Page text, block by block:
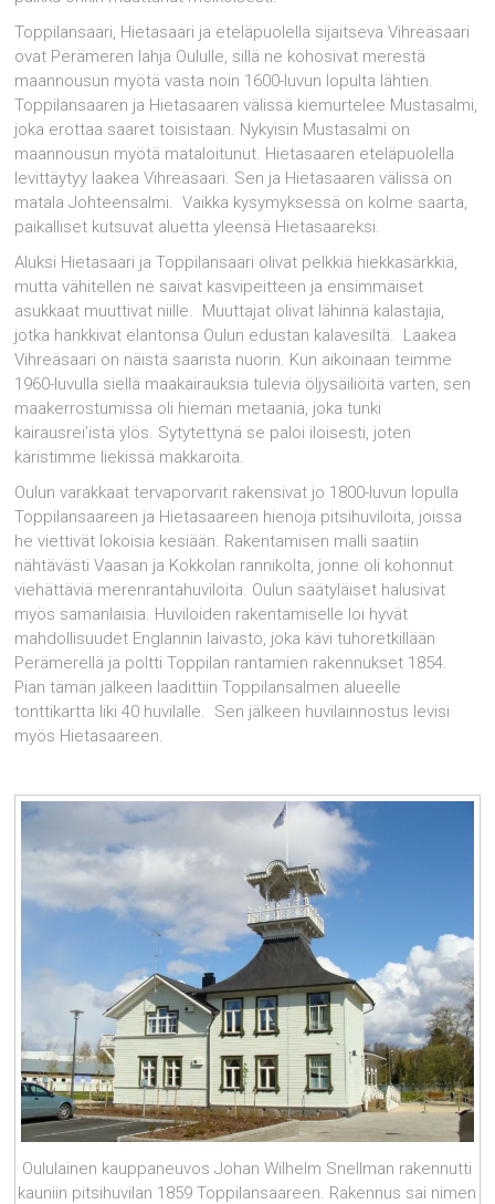
Toppilansaari, Hietasaari ja eteläpuolella sijaitseva Vihreäsaari
ovat Perämeren lahja Oululle, sillä ne kohosivat merestä
maannousun myötä vasta noin 1600-luvun lopulta lähtien.
Toppilansaaren ja Hietasaaren välissä kiemurtelee Mustasalmi,
joka erottaa saaret toisistaan. Nykyisin Mustasalmi on
maannousun myötä mataloitunut. Hietasaaren eteläpuolella
levittäytyy laakea Vihreäsaari. Sen ja Hietasaaren välissä on
matala Johteensalmi. Vaikka kysymyksessä on kolme saarta,
paikalliset kutsuvat aluetta yleensä Hietasaareksi.
Aluksi Hietasaari ja Toppilansaari olivat pelkkiä hiekkasärkkiä,
mutta vähitellen ne saivat kasvipeitteen ja ensimmäiset
asukkaat muuttivat niille. Muuttajat olivat lähinnä kalastajia,
jotka hankkivat elantonsa Oulun edustan kalavesiltä. Laakea
Vihreäsaari on näistä saarista nuorin. Kun aikoinaan teimme
1960-luvulla siellä maakairauksia tulevia öljysäiliöitä varten, sen
maakerrostumissa oli hieman metaania, joka tunki
kairausrei’istä ylös. Sytytettynä se paloi iloisesti, joten
käristimme liekissä makkaroita.
Oulun varakkaat tervaporvarit rakensivat jo 1800-luvun lopulla
Toppilansaareen ja Hietasaareen hienoja pitsihuviloita, joissa
he viettivät lokoisia kesiään. Rakentamisen malli saatiin
nähtävästi Vaasan ja Kokkolan rannikolta, jonne oli kohonnut
viehättäviä merenrantahuviloita. Oulun säätyläiset halusivat
myös samanlaisia. Huviloiden rakentamiselle loi hyvät
mahdollisuudet Englannin laivasto, joka kävi tuhoretkillään
Perämerellä ja poltti Toppilan rantamien rakennukset 1854.
Pian tämän jälkeen laadittiin Toppilansalmen alueelle
tonttikartta liki 40 huvilalle. Sen jälkeen huvilainnostus levisi
myös Hietasaareen.
Oululainen kauppaneuvos Johan Wilhelm Snellman rakennutti
kauniin pitsihuvilan 1859 Toppilansaareen. Rakennus sai nimen